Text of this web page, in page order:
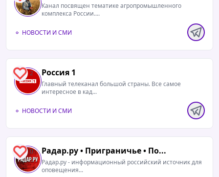
Канал посвящен тематике агропромышленного
комплекса России....
НОВОСТИ И СМИ
2 Россия 1
Главный телеканал большой страны. Все самое
интересное в кад...
НОВОСТИ И СМИ
0 Радар.ру • Приграничье • По...
Радар.ру - информационный российский источник для
оповещения...